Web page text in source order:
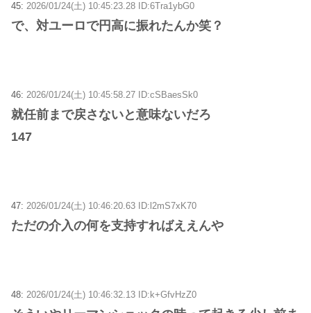
45: 2026/01/24(土) 10:45:23.28 ID:6Tra1ybG0
で、対ユーロで円高に振れたんか笑？
46: 2026/01/24(土) 10:45:58.27 ID:cSBaesSk0
就任前まで戻さないと意味ないだろ
147
47: 2026/01/24(土) 10:46:20.63 ID:l2mS7xK70
ただの介入の何を支持すればええんや
48: 2026/01/24(土) 10:46:32.13 ID:k+GfvHzZ0